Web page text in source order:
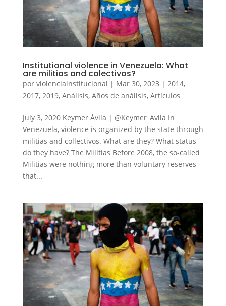
Institutional violence in Venezuela: What
are militias and colectivos?
por violenciainstitucional | Mar 30, 2023 | 2014,
2017, 2019, Análisis, Años de análisis, Artículos
July 3, 2020 Keymer Ávila | @Keymer_Avila In
Venezuela, violence is organized by the state through
militias and collectivos. What are they? What status
do they have? The Militias Before 2008, the so-called
Militias were nothing more than voluntary reserves
that...